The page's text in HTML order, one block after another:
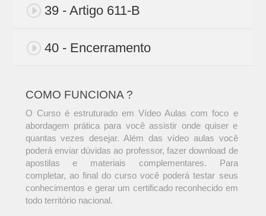
39 - Artigo 611-B
40 - Encerramento
COMO FUNCIONA ?
O Curso é estruturado em Vídeo Aulas com foco e
abordagem prática para você assistir onde quiser e
quantas vezes desejar. Além das vídeo aulas você
poderá enviar dúvidas ao professor, fazer download de
apostilas e materiais complementares. Para
completar, ao final do curso você poderá testar seus
conhecimentos e gerar um certificado reconhecido em
todo território nacional.